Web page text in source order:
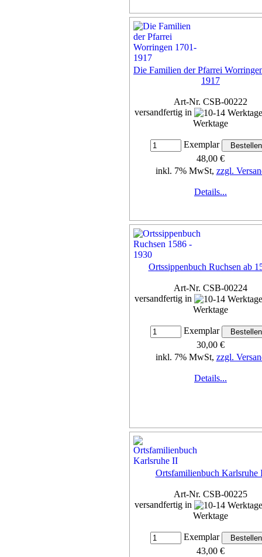
Die Familien der Pfarrei
1917
Art-Nr. CSB-00222
versandfertig in
Werktage
Exemplar
48,00 €
inkl. 7% MwSt, zzgl.
Details...
Ortssippenbuch Ruchsen ab
Art-Nr. CSB-00224
versandfertig in
Werktage
Exemplar
30,00 €
inkl. 7% MwSt, zzgl.
Details...
Ortsfamilienbuch Karlsruhe
Art-Nr. CSB-00225
versandfertig in
Werktage
Exemplar
43,00 €